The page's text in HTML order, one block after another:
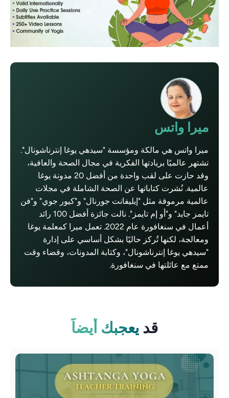
ميرا واتس
ميرا واتس هي مالكة ومؤسسة "سيدهي يوغا إنترناشونال".
تشتهر عالميًا بريادتها الفكرية في مجال الصحة والعافية،
وقد حازت على لقب واحدة من أفضل 20 مدونة يوغا
عالمية. نُشرت كتاباتها عن الصحة الشاملة في مجلات
عالمية مرموقة مثل "إيليفانت جورنال" و"كيور جوي" و"فن
تايمز جايد" و"أو إم تايمز". نالت جائزة أفضل 100 رائد
أعمال في سنغافورة عام 2022. تعمل ميرا كمعلمة يوغا
ومعالجة، لكنها تُركز حاليًا بشكل أساسي على إدارة
"سيدهي يوغا إنترناشونال"، وكتابة المدونات، وقضاء وقت
ممتع مع عائلتها في سنغافورة.
قديعجبك أيضاً